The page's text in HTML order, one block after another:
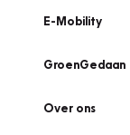
E-Mobility
GroenGedaan
Over ons